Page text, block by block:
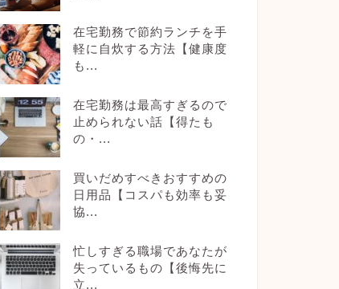
在宅勤務で節約ランチを手
軽に自炊する方法【健康度
も...
在宅勤務は最高すぎるので
止められない話【得たも
の・...
買いだめすべきおすすめの
日用品【コスパも効率も妥
協...
忙しすぎる職場であなたが
失っているもの【後悔先に
立...